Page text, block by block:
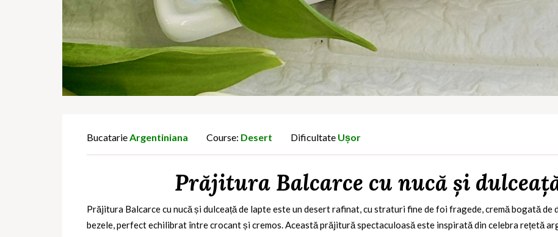
BucatarieArgentiniana Course: Desert Dificultate Ușor
Prăjitura Balcarce cu nucă și
Prăjitura Balcarce cu nucă și dulceață de lapte este un desert rafinat, cu straturi fine de foi fragede, cremă bogată de
bezele, perfect echilibrat între crocant și cremos. Această prăjitură spectaculoasă este inspirată din celebra rețetă